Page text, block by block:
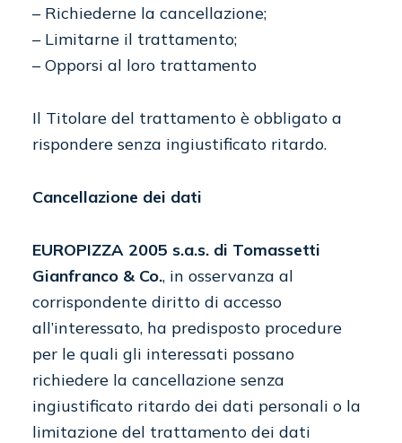
– Richiederne la cancellazione;
– Limitarne il trattamento;
– Opporsi al loro trattamento
Il Titolare del trattamento è obbligato a
rispondere senza ingiustificato ritardo.
Cancellazione dei dati
EUROPIZZA 2005 s.a.s. di Tomassetti
Gianfranco & Co., in osservanza al
corrispondente diritto di accesso
all’interessato, ha predisposto procedure
per le quali gli interessati possano
richiedere la cancellazione senza
ingiustificato ritardo dei dati personali o la
limitazione del trattamento dei dati